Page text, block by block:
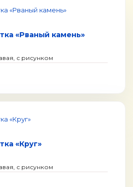
«Рваный камень»
с рисунком
«Круг»
с рисунком